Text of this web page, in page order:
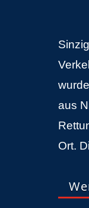
aus
Ort.